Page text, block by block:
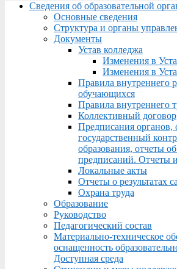
Menu
Сведения об образовательной
Основные сведения
Структура и органы
Документы
Устав колледжа
Изменения в
Изменения в
Правила внутреннего
обучающихся
Правила внутреннего
Коллективный договор
Предписания
государственный
образования, отчеты
предписаний. Отчеты
Локальные акты
Отчеты о результатах
Охрана труда
Образование
Руководство
Педагогический состав
Материально-техническое
оснащенность
Доступная среда